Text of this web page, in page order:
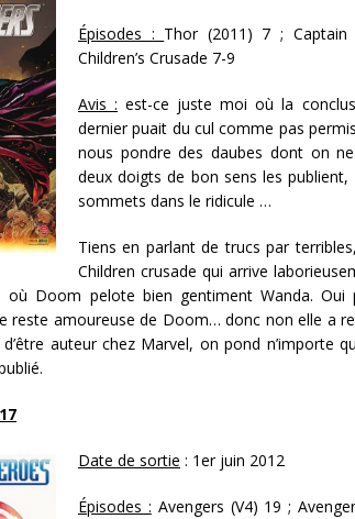
Épisodes : Thor (2011) 7 ;
Children’s Crusade 7-9
Avis : est-ce juste moi où la
dernier puait du cul comme pas
nous pondre des daubes dont on
deux doigts de bon sens les
sommets dans le ridicule …
Tiens en parlant de trucs par
Children crusade qui arrive
où Doom pelote bien gentiment Wanda. Oui
reste amoureuse de Doom… donc non elle a
d’être auteur chez Marvel, on pond n’importe
Date de sortie : 1er juin 2012
Épisodes : Avengers (V4) 19 ;